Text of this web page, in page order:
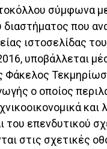
σύμφωνα
διαστήματος που
ιστοσελίδας
υποβάλλεται
Φάκελος
ο οποίος
και
του επενδυτικού
στις σχετικές